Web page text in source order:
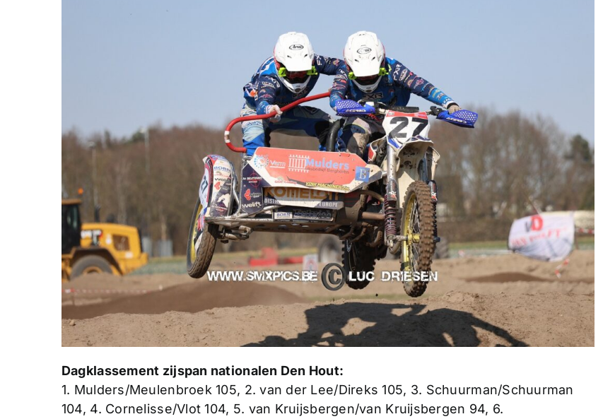
Dagklassement zijspan nationalen Den Hout:
1. Mulders/Meulenbroek 105, 2. van der Lee/Direks 105, 3. Schuurman/Schuurman
104, 4. Cornelisse/Vlot 104, 5. van Kruijsbergen/van Kruijsbergen 94, 6.